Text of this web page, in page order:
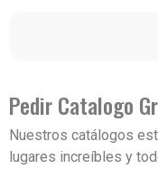
Pedir Catalogo
Nuestros catálogos
lugares increíbles y